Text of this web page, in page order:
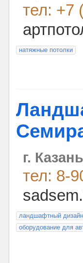
тел: +7
натяжные потолки
г.
тел: 8-
ландшафтный дизайн
оборудование для